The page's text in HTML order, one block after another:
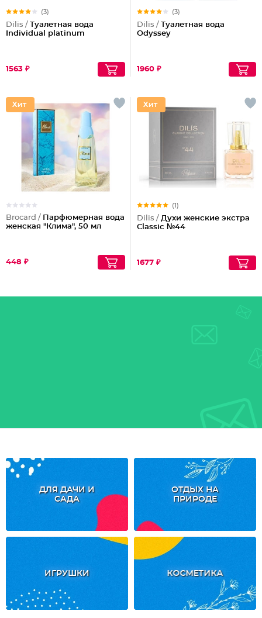
(3)
Dilis / Туалетная вода
Individual platinum
1563 ₽
(3)
Dilis / Туалетная вода
Odyssey
1960 ₽
Brocard / Парфюмерная вода
женская "Клима", 50 мл
448 ₽
(1)
Dilis / Духи женские экстра
Classic №44
1677 ₽
ДЛЯ ДАЧИ И
САДА
ОТДЫХ НА
ПРИРОДЕ
ИГРУШКИ КОСМЕТИКА